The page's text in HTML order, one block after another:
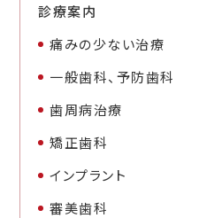
診療案内
痛みの少ない治療
一般歯科、予防歯科
歯周病治療
矯正歯科
インプラント
審美歯科